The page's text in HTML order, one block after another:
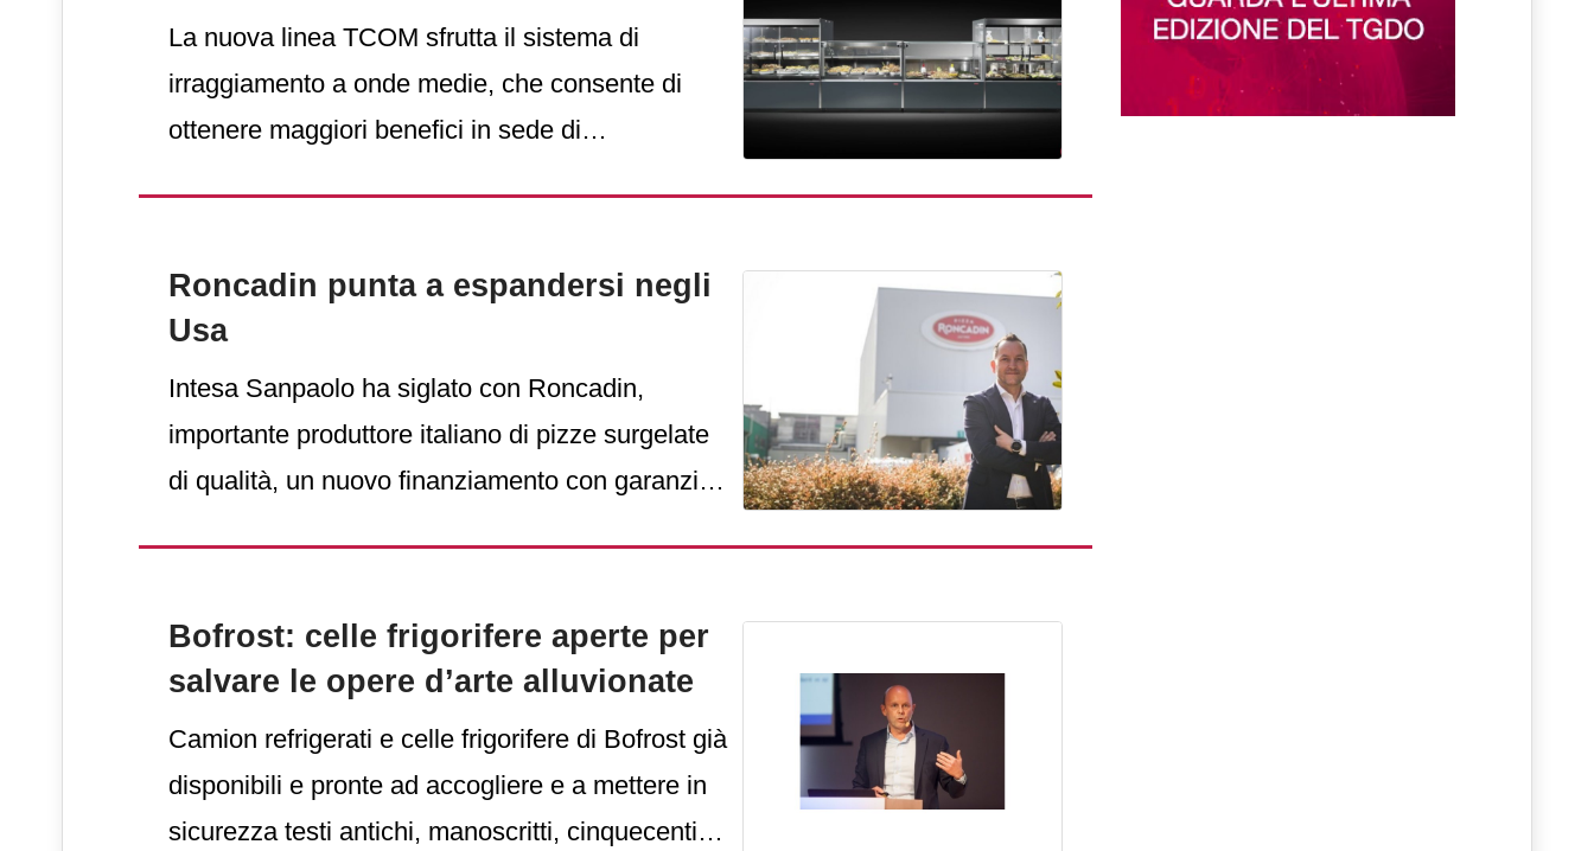
La nuova linea TCOM sfrutta il sistema di
irraggiamento a onde medie, che consente di
ottenere maggiori benefici in sede di
Roncadin punta a espandersi negli
Usa
Intesa Sanpaolo ha siglato con Roncadin,
importante produttore italiano di pizze surgelate
di qualità, un nuovo finanziamento con garanzia
statunitense Roncadin Holding Usa Corp.
Bofrost: celle frigorifere aperte per
salvare le opere d’arte alluvionate
Camion refrigerati e celle frigorifere di Bofrost già
disponibili e pronte ad accogliere e a mettere in
sicurezza testi antichi, manoscritti, cinquecentine